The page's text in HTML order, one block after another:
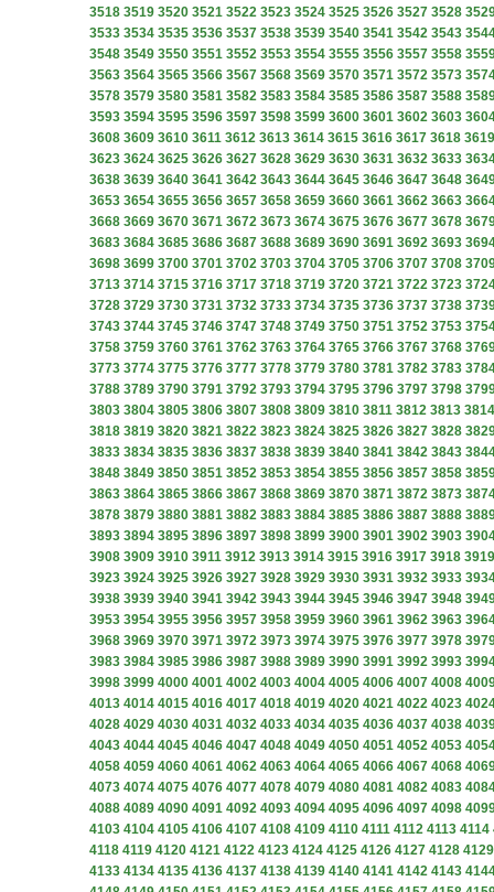
3518 3519 3520 3521 3522 3523 3524 3525 3526 3527 3528
3533 3534 3535 3536 3537 3538 3539 3540 3541 3542 3543
3548 3549 3550 3551 3552 3553 3554 3555 3556 3557 3558
3563 3564 3565 3566 3567 3568 3569 3570 3571 3572 3573
3578 3579 3580 3581 3582 3583 3584 3585 3586 3587 3588
3593 3594 3595 3596 3597 3598 3599 3600 3601 3602 3603
3608 3609 3610 3611 3612 3613 3614 3615 3616 3617 3618 3619
3623 3624 3625 3626 3627 3628 3629 3630 3631 3632 3633
3638 3639 3640 3641 3642 3643 3644 3645 3646 3647 3648
3653 3654 3655 3656 3657 3658 3659 3660 3661 3662 3663
3668 3669 3670 3671 3672 3673 3674 3675 3676 3677 3678
3683 3684 3685 3686 3687 3688 3689 3690 3691 3692 3693
3698 3699 3700 3701 3702 3703 3704 3705 3706 3707 3708
3713 3714 3715 3716 3717 3718 3719 3720 3721 3722 3723
3728 3729 3730 3731 3732 3733 3734 3735 3736 3737 3738
3743 3744 3745 3746 3747 3748 3749 3750 3751 3752 3753
3758 3759 3760 3761 3762 3763 3764 3765 3766 3767 3768
3773 3774 3775 3776 3777 3778 3779 3780 3781 3782 3783
3788 3789 3790 3791 3792 3793 3794 3795 3796 3797 3798
3803 3804 3805 3806 3807 3808 3809 3810 3811 3812 3813 3814
3818 3819 3820 3821 3822 3823 3824 3825 3826 3827 3828
3833 3834 3835 3836 3837 3838 3839 3840 3841 3842 3843
3848 3849 3850 3851 3852 3853 3854 3855 3856 3857 3858
3863 3864 3865 3866 3867 3868 3869 3870 3871 3872 3873
3878 3879 3880 3881 3882 3883 3884 3885 3886 3887 3888
3893 3894 3895 3896 3897 3898 3899 3900 3901 3902 3903
3908 3909 3910 3911 3912 3913 3914 3915 3916 3917 3918 3919
3923 3924 3925 3926 3927 3928 3929 3930 3931 3932 3933
3938 3939 3940 3941 3942 3943 3944 3945 3946 3947 3948
3953 3954 3955 3956 3957 3958 3959 3960 3961 3962 3963
3968 3969 3970 3971 3972 3973 3974 3975 3976 3977 3978
3983 3984 3985 3986 3987 3988 3989 3990 3991 3992 3993
3998 3999 4000 4001 4002 4003 4004 4005 4006 4007 4008
4013 4014 4015 4016 4017 4018 4019 4020 4021 4022 4023
4028 4029 4030 4031 4032 4033 4034 4035 4036 4037 4038
4043 4044 4045 4046 4047 4048 4049 4050 4051 4052 4053
4058 4059 4060 4061 4062 4063 4064 4065 4066 4067 4068
4073 4074 4075 4076 4077 4078 4079 4080 4081 4082 4083
4088 4089 4090 4091 4092 4093 4094 4095 4096 4097 4098
4103 4104 4105 4106 4107 4108 4109 4110 4111 4112 4113 4114
4118 4119 4120 4121 4122 4123 4124 4125 4126 4127 4128 4129
4133 4134 4135 4136 4137 4138 4139 4140 4141 4142 4143